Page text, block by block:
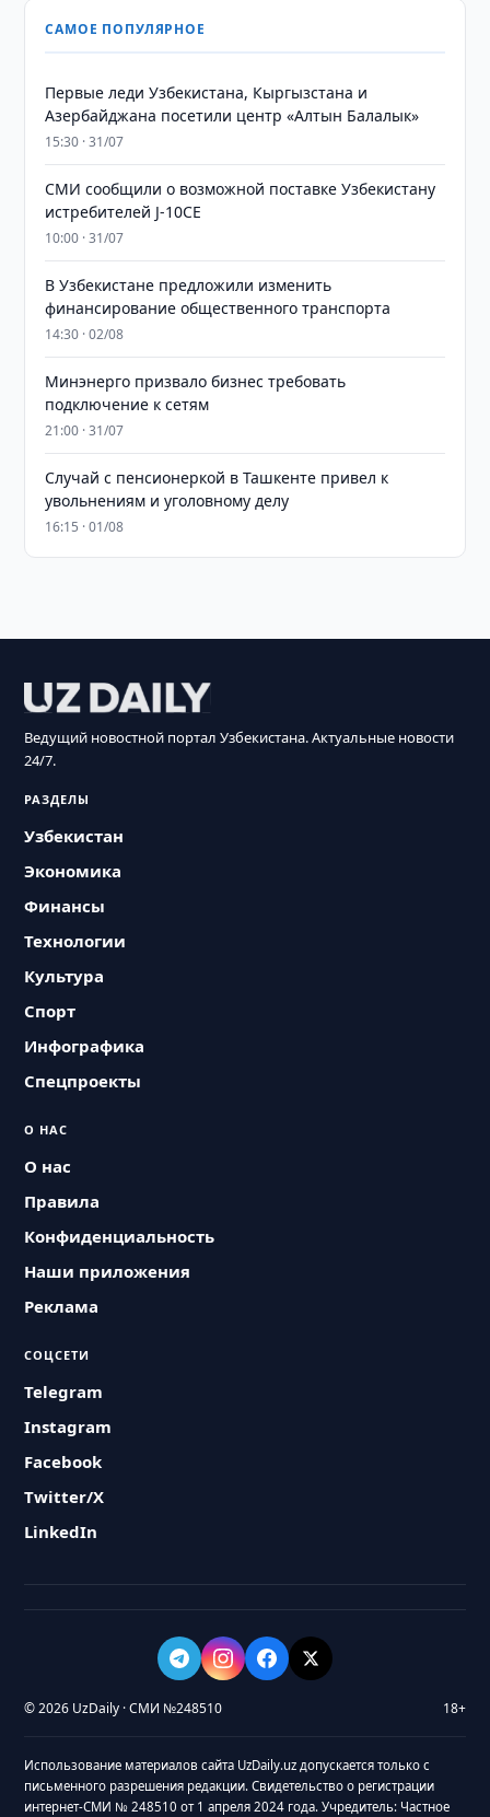
САМОЕ ПОПУЛЯРНОЕ
Первые леди Узбекистана, Кыргызстана и
Азербайджана посетили центр «Алтын Балалык»
15:30 · 31/07
СМИ сообщили о возможной поставке Узбекистану
истребителей J-10CE
10:00 · 31/07
В Узбекистане предложили изменить
финансирование общественного транспорта
14:30 · 02/08
Минэнерго призвало бизнес требовать
подключение к сетям
21:00 · 31/07
Случай с пенсионеркой в Ташкенте привел к
увольнениям и уголовному делу
16:15 · 01/08
Ведущий новостной портал Узбекистана. Актуальные новости
24/7.
РАЗДЕЛЫ
Узбекистан
Экономика
Финансы
Технологии
Культура
Спорт
Инфографика
Спецпроекты
О НАС
О нас
Правила
Конфиденциальность
Наши приложения
Реклама
СОЦСЕТИ
Telegram
Instagram
Facebook
Twitter/X
LinkedIn
© 2026 UzDaily · СМИ №248510 18+
Использование материалов сайта UzDaily.uz допускается только с
письменного разрешения редакции. Свидетельство о регистрации
интернет-СМИ № 248510 от 1 апреля 2024 года. Учредитель: Частное